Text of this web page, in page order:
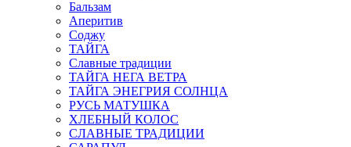
Бальзам
Аперитив
Соджу
ТАЙГА
Славные традиции
ТАЙГА НЕГА ВЕТРА
ТАЙГА ЭНЕГРИЯ СОЛНЦА
РУСЬ МАТУШКА
ХЛЕБНЫЙ КОЛОС
СЛАВНЫЕ ТРАДИЦИИ